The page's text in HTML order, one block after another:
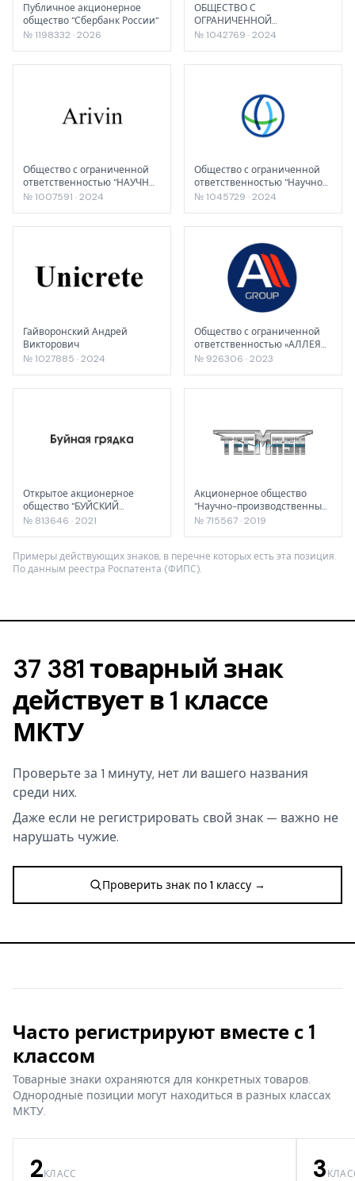
Публичное акционерное
общество "Сбербанк России"
№ 1198332 · 2026
ОБЩЕСТВО С
ОГРАНИЧЕННОЙ
ОТВЕТСТВЕННОСТЬЮ
№ 1042769 · 2024
Общество с ограниченной
ответственностью "НАУЧНО-
ТЕХНОЛОГИЧЕСКИЙ ЦЕНТР
№ 1007591 · 2024
Общество с ограниченной
ответственностью "Научно-
производственный центр
№ 1045729 · 2024
Гайворонский Андрей
Викторович
№ 1027885 · 2024
Общество с ограниченной
ответственностью «АЛЛЕЯ
ГРУПП»
№ 926306 · 2023
Открытое акционерное
общество "БУЙСКИЙ
ХИМИЧЕСКИЙ ЗАВОД"
№ 813646 · 2021
Акционерное общество
"Научно-производственный
концерн "Технологии
№ 715567 · 2019
Примеры действующих знаков, в перечне которых есть эта позиция.
По данным реестра Роспатента (ФИПС).
37 381 товарный знак
действует в 1 классе
МКТУ
Проверьте за 1 минуту, нет ли вашего названия
среди них.
Даже если не регистрировать свой знак — важно не
нарушать чужие.
Проверить знак по 1 классу →
Часто регистрируют вместе с 1
классом
Товарные знаки охраняются для конкретных товаров.
Однородные позиции могут находиться в разных классах
МКТУ.
2КЛАСС 3